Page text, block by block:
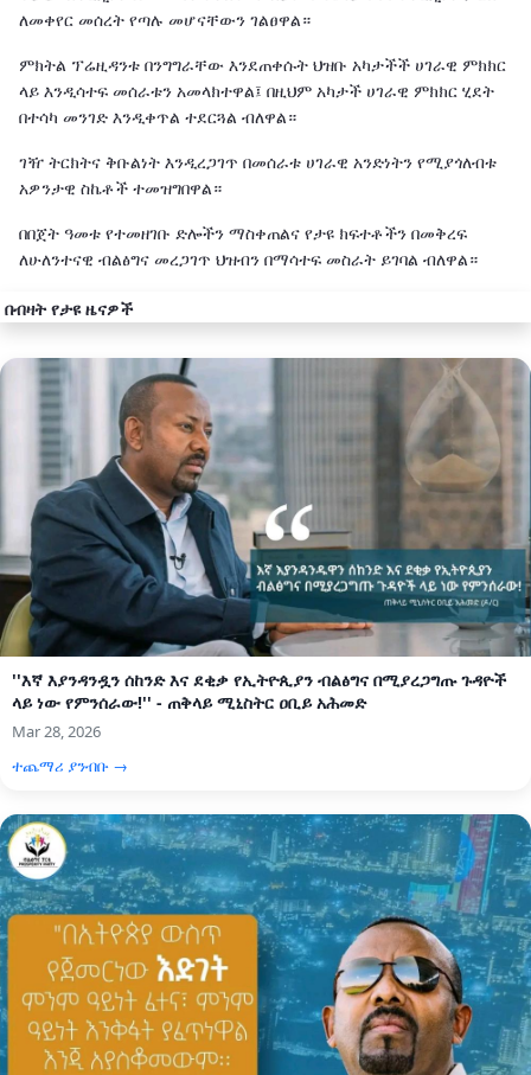
ለመቀየር መሰረት የጣሉ መሆናቸውን ገልፀዋል።
ምክትል ፕሬዚዳንቱ በንግግራቸው እንደጠቀሱት ህዝቡ አካታችች ሀገራዊ ምክክር
ላይ እንዲሳተፍ መሰራቱን አመላክተዋል፤ በዚህም አካታች ሀገራዊ ምክክር ሂደት
በተሳካ መንገድ እንዲቀጥል ተደርጓል ብለዋል።
ገዥ ትርክትና ቅቡልነት እንዲረጋገጥ በመሰራቱ ሀገራዊ አንድነትን የሚያጎለብቱ
አዎንታዊ ስኬቶች ተመዝግበዋል።
በበጀት ዓመቱ የተመዘገቡ ድሎችን ማስቀጠልና የታዩ ክፍተቶችን በመቅረፍ
ለሁለንተናዊ ብልፅግና መረጋገጥ ህዝብን በማሳተፍ መስራት ይገባል ብለዋል።
በብዛት የታዩ ዜናዎች
''እኛ እያንዳንዷን ሰከንድ እና ደቂቃ የኢትዮጲያን ብልፅግና በሚያረጋግጡ ጉዳዮች
ላይ ነው የምንሰራው!'' - ጠቅላይ ሚኒስትር ዐቢይ አሕመድ
Mar 28, 2026
ተጨማሪ ያንብቡ →